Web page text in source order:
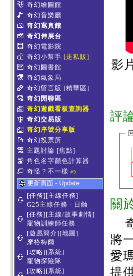
奇幻繪圖館
奇幻音樂廳
奇幻寫真館
奇幻伸展台
奇幻電影院
奇幻小幫手 [走私販]
奇幻圖書館
奇幻氣象局
奇幻留言版 [精華區]
奇幻閒聊區
奇幻遊戲看板查詢器
奇幻交易版
奇幻序號分享版
奇幻投票所
主題討論 [焦點]
角色名字顏色計算器
奇怪？不一樣 #5
更新頁面 - Update
[任務][主線任務]
G25主線任務 - 日蝕
[任務][主線/故事劇情]
寵物訓練師任務
[遊戲簡介][地圖]
摩格梅爾
[攻略][系統]
寵物探險隊
[攻略][系統]
影
評
關
將
愛
提